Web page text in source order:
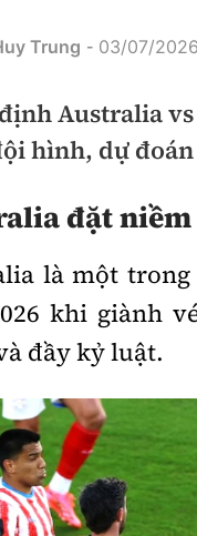
An toàn giao
Giao thông
ATGT địa
Văn hóa giao
Chung tay vì
Gương sáng
xem thêm
Văn hóa - Giải
Văn hóa
Trung - 03/07/
Australia
hình, dự
đặt
là một
khi giành
đầy kỷ luật.